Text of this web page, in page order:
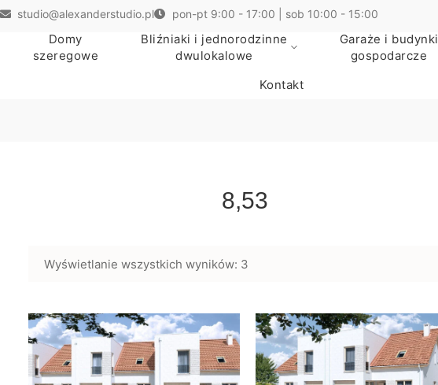
studio@alexanderstudio.pl pon-pt 9:00 - 17:00 | sob 10:00 - 15:00
Domy
szeregowe
Bliźniaki i jednorodzinne
dwulokalowe
Garaże i budynki
gospodarcze
Kontakt
8,53
Wyświetlanie wszystkich wyników: 3